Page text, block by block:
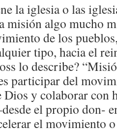
la iglesia o las
misión algo mucho
de los
tipo, hacia el
lo describe?
participar del
Dios y colaborar con
el propio don-
el movimiento